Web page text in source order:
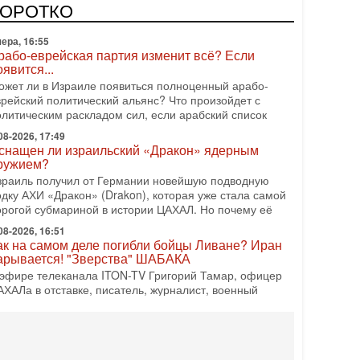
еврейский кандидат — на реальном месте в
одной из арабских партий. Причем речь идет
16:55
еврейская партия изменит всё? Если
ли в Израиле появиться полноценный арабо-
политический альянс? Что произойдет с
раскладом сил, если арабский список
2026, 17:49
ли израильский «Дракон» ядерным
получил от Германии новейшую подводную
АХИ «Дракон» (Drakon), которая уже стала самой
субмариной в истории ЦАХАЛ. Но почему её
2026, 16:51
на самом деле погибли бойцы Ливане? Иран
"Зверства" ШАБАКА
телеканала ITON-TV Григорий Тамар, офицер
в отставке, писатель, журналист, военный